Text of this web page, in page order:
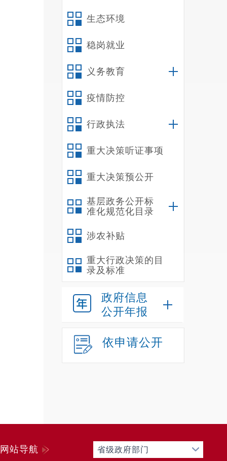
生态环境
稳岗就业
义务教育
疫情防控
行政执法
重大决策听证事项
重大决策预公开
基层政务公开标
准化规范化目录
涉农补贴
重大行政决策的目
录及标准
政府信息
公开年报
依申请公开
网站导航 省级政府部门